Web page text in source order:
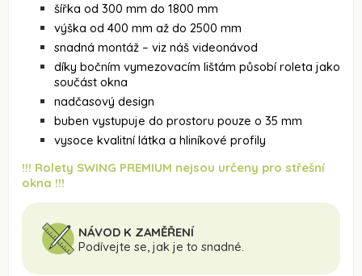
šířka od 300 mm do 1800 mm
výška od 400 mm až do 2500 mm
snadná montáž – viz náš videonávod
díky bočním vymezovacím lištám působí roleta jako
součást okna
nadčasový design
buben vystupuje do prostoru pouze o 35 mm
vysoce kvalitní látka a hliníkové profily
!!! Rolety SWING PREMIUM nejsou určeny pro střešní
okna !!!
NÁVOD K ZAMĚŘENÍ
Podívejte se, jak je to snadné.